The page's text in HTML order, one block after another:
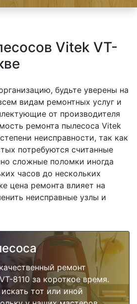
Vitek VT-
будьте уверены на
видам ремонтных услуг и
от производителя
ремонта пылесоса Vitek
неисправности, так как
потребуются считанные
сложные поломки иногда
часов до нескольких
цена ремонта влияет на
неисправные узлы и
ремонт
8110 за короткое время.
тот или иной